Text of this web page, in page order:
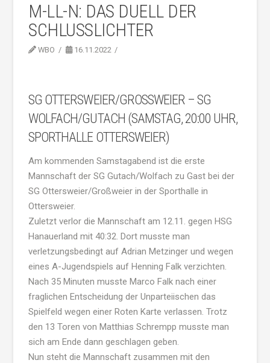
M-LL-N: DAS DUELL DER
SCHLUSSLICHTER
WBO 16.11.2022
SG OTTERSWEIER/GROSSWEIER – SG W
OLFACH/GUTACH (SAMSTAG, 20:00 UHR, S
PORTHALLE OTTERSWEIER)
Am kommenden Samstagabend ist die erste
Mannschaft der SG Gutach/Wolfach zu Gast bei der
SG Ottersweier/Großweier in der Sporthalle in
Ottersweier.
Zuletzt verlor die Mannschaft am 12.11. gegen HSG
Hanauerland mit 40:32. Dort musste man
verletzungsbedingt auf Adrian Metzinger und wegen
eines A-Jugendspiels auf Henning Falk verzichten.
Nach 35 Minuten musste Marco Falk nach einer
fraglichen Entscheidung der Unparteiischen das
Spielfeld wegen einer Roten Karte verlassen. Trotz
den 13 Toren von Matthias Schrempp musste man
sich am Ende dann geschlagen geben.
Nun steht die Mannschaft zusammen mit den